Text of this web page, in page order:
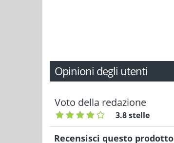
Opinioni degli utenti
Voto della redazione
3.8 stelle
Recensisci questo prodotto